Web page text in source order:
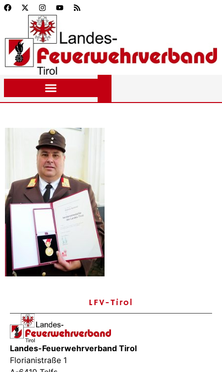
LFV-Tirol
Landes-Feuerwehrverband Tirol
Florianistraße 1